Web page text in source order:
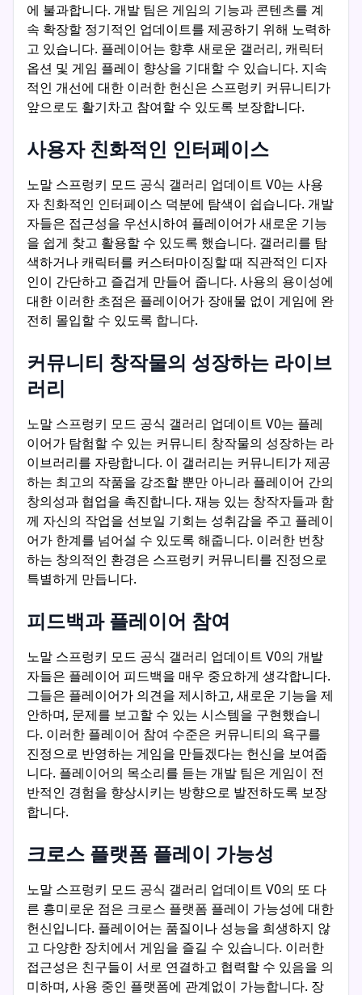
에 불과합니다. 개발 팀은 게임의 기능과 콘텐츠를 계
속 확장할 정기적인 업데이트를 제공하기 위해 노력하
고 있습니다. 플레이어는 향후 새로운 갤러리, 캐릭터
옵션 및 게임 플레이 향상을 기대할 수 있습니다. 지속
적인 개선에 대한 이러한 헌신은 스프렁키 커뮤니티가
앞으로도 활기차고 참여할 수 있도록 보장합니다.
사용자 친화적인 인터페이스
노말 스프렁키 모드 공식 갤러리 업데이트 V0는 사용
자 친화적인 인터페이스 덕분에 탐색이 쉽습니다. 개발
자들은 접근성을 우선시하여 플레이어가 새로운 기능
을 쉽게 찾고 활용할 수 있도록 했습니다. 갤러리를 탐
색하거나 캐릭터를 커스터마이징할 때 직관적인 디자
인이 간단하고 즐겁게 만들어 줍니다. 사용의 용이성에
대한 이러한 초점은 플레이어가 장애물 없이 게임에 완
전히 몰입할 수 있도록 합니다.
커뮤니티 창작물의 성장하는 라이브
러리
노말 스프렁키 모드 공식 갤러리 업데이트 V0는 플레
이어가 탐험할 수 있는 커뮤니티 창작물의 성장하는 라
이브러리를 자랑합니다. 이 갤러리는 커뮤니티가 제공
하는 최고의 작품을 강조할 뿐만 아니라 플레이어 간의
창의성과 협업을 촉진합니다. 재능 있는 창작자들과 함
께 자신의 작업을 선보일 기회는 성취감을 주고 플레이
어가 한계를 넘어설 수 있도록 해줍니다. 이러한 번창
하는 창의적인 환경은 스프렁키 커뮤니티를 진정으로
특별하게 만듭니다.
피드백과 플레이어 참여
노말 스프렁키 모드 공식 갤러리 업데이트 V0의 개발
자들은 플레이어 피드백을 매우 중요하게 생각합니다.
그들은 플레이어가 의견을 제시하고, 새로운 기능을 제
안하며, 문제를 보고할 수 있는 시스템을 구현했습니
다. 이러한 플레이어 참여 수준은 커뮤니티의 욕구를
진정으로 반영하는 게임을 만들겠다는 헌신을 보여줍
니다. 플레이어의 목소리를 듣는 개발 팀은 게임이 전
반적인 경험을 향상시키는 방향으로 발전하도록 보장
합니다.
크로스 플랫폼 플레이 가능성
노말 스프렁키 모드 공식 갤러리 업데이트 V0의 또 다
른 흥미로운 점은 크로스 플랫폼 플레이 가능성에 대한
헌신입니다. 플레이어는 품질이나 성능을 희생하지 않
고 다양한 장치에서 게임을 즐길 수 있습니다. 이러한
접근성은 친구들이 서로 연결하고 협력할 수 있음을 의
미하며, 사용 중인 플랫폼에 관계없이 가능합니다. 장